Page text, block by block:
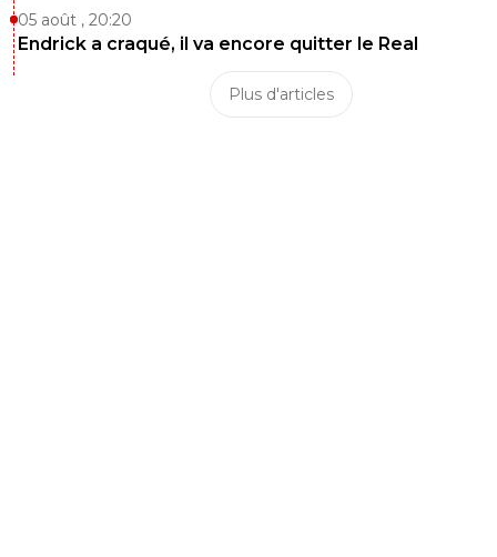
05 août , 20:20
Endrick a craqué, il va encore quitter le Real
Plus d'articles